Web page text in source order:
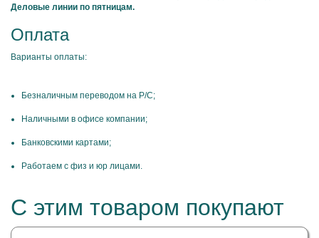
Деловые линии по пятницам.
Оплата
Варианты оплаты:
Безналичным переводом на Р/С;
Наличными в офисе компании;
Банковскими картами;
Работаем с физ и юр лицами.
С этим товаром покупают